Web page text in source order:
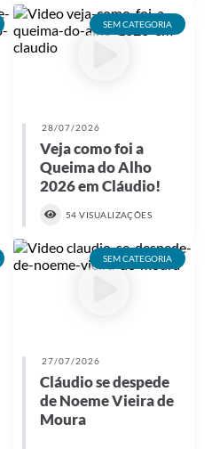
SEM CATEGORIA
28/07/2026
Veja como foi a
Queima do Alho
2026 em Cláudio!
54 VISUALIZAÇÕES
SEM CATEGORIA
27/07/2026
Cláudio se despede
de Noeme Vieira de
Moura